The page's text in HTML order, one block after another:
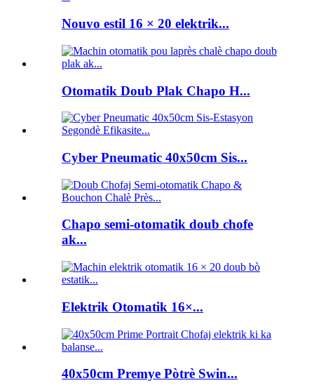
Nouvo estil 16 × 20 elektrik...
Otomatik Doub Plak Chapo H...
Cyber ​​Pneumatic 40x50cm Sis...
Chapo semi-otomatik doub chofe
ak...
Elektrik Otomatik 16×...
40x50cm Premye Pòtrè Swin...